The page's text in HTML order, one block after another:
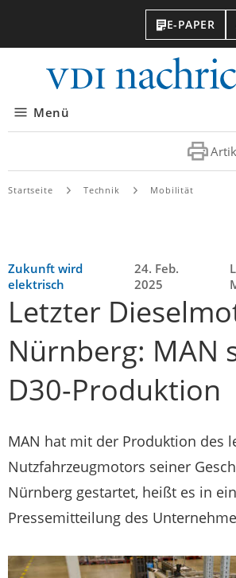
E-PAPER
Menü
Startseite Technik Mobilität
Zukunft wird
elektrisch
24. Feb.
2025
Letzter
Nürnberg: MAN
D30-Produktion
MAN hat mit der Produktion des
Nutzfahrzeugmotors seiner
Nürnberg gestartet, heißt es in
Pressemitteilung des